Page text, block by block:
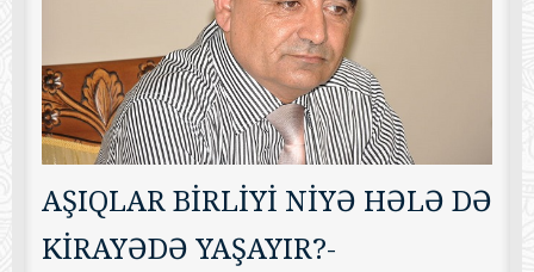
AŞIQLAR BİRLİYİ NİYƏ HƏLƏ DƏ
KİRAYƏDƏ YAŞAYIR?-